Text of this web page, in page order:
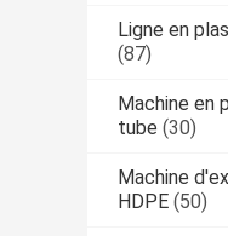
Ligne en
(87)
Machine en
tube (30)
Machine
HDPE (50)